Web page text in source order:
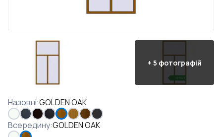
+ 5 фотографій
Назовні:GOLDEN OAK
Всередину:GOLDEN OAK